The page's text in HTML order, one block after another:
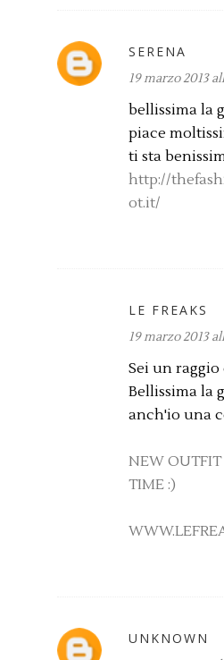
SERENA
19 marzo 2013
bellissima la
piace
ti sta
http://
ot.it/
LE FREAKS
19 marzo 2013
Sei un raggio
Bellissima la
anch'io una
NEW OUTFIT
TIME :)
UNKNOWN